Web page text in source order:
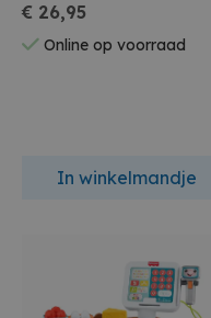
€ 26,95
Online op voorraad
In winkelmandje